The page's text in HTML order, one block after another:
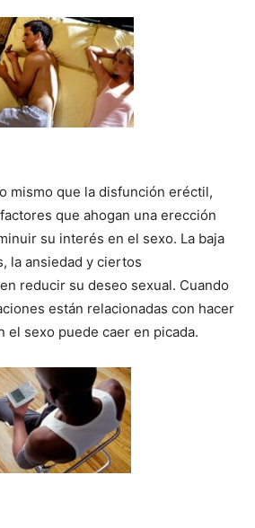
mismo que la disfunción eréctil,
que ahogan una erección
su interés en el sexo. La baja
la ansiedad y ciertos
reducir su deseo sexual. Cuando
están relacionadas con hacer
el sexo puede caer en picada.